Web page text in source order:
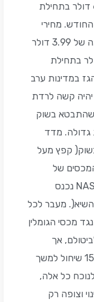
נפט מסוג ברנט זינק מממוצע של 66.7 דולר בתחילת
במהלך החודש. מחירי
הדלק בתחנות בארה”ב טיפסו עד לרמה של 3.99 דולר
מחיר ממוצע של 2.97 דולר בתחילת
במדינות ערב
קשה לרדת
שהתבטא בשוק
גדולה. מדד
קפץ מעל
של
טראמפ באפריל הקודם ומדד ה-NASDAQ נכנס
של תיקון )ירידה של 10% מהשיא(. מעבר לכל
מכסי הגומלין
אך
טראמפ השיב במכס בינלאומי בגובה 15% שיחול למשך
לנוכח כל אלה,
וצופה רק